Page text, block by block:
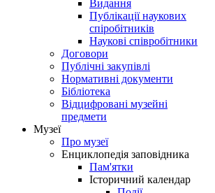
Видання
Публікації наукових
спіробітників
Наукові співробітники
Договори
Публічні закупівлі
Нормативні документи
Бібліотека
Відцифровані музейні
предмети
Музеї
Про музеї
Енциклопедія заповідника
Пам'ятки
Історичний календар